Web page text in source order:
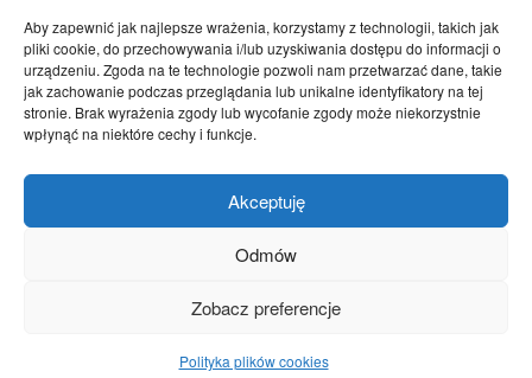
Aby zapewnić jak najlepsze wrażenia, korzystamy z technologii, takich jak
pliki cookie, do przechowywania i/lub uzyskiwania dostępu do informacji o
urządzeniu. Zgoda na te technologie pozwoli nam przetwarzać dane, takie
jak zachowanie podczas przeglądania lub unikalne identyfikatory na tej
stronie. Brak wyrażenia zgody lub wycofanie zgody może niekorzystnie
wpłynąć na niektóre cechy i funkcje.
Akceptuję
Odmów
Zobacz preferencje
Polityka plików cookies
Temat dnia
4601
Publicystyka
4363
Polityka
3639
Polska
Społeczeństwo
2823